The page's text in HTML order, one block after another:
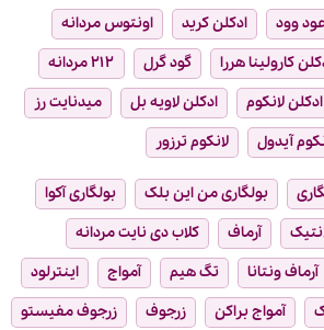
وود ادکلن کرید
اونتوس مردانه
کارولینا هررا گود گرل
۲۱۲ مردانه
ادکلن لانکوم ادکلن لاویه بل
میدنایت رز
آیدول
لانکوم ترزور
بولگاری من این بلک
بولگاری آکوا
آرماف
کلاب دی نایت مردانه
آرماف ونتانا تگ هیم آمواج
اینترلود
آمواج براکن زرجوف
زرجوف مفیستو